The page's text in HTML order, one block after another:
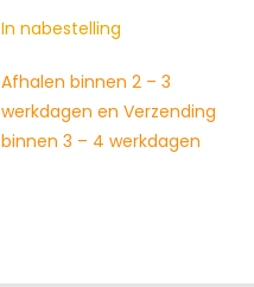
In nabestelling
Afhalen binnen 2 – 3
werkdagen en Verzending
binnen 3 – 4 werkdagen